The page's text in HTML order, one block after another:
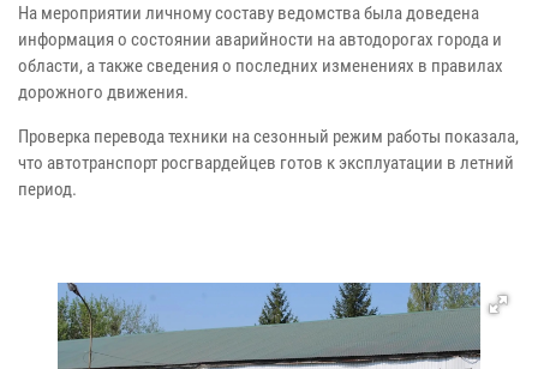
На мероприятии личному составу ведомства была доведена
информация о состоянии аварийности на автодорогах города и
области, а также сведения о последних изменениях в правилах
дорожного движения.
Проверка перевода техники на сезонный режим работы показала,
что автотранспорт росгвардейцев готов к эксплуатации в летний
период.